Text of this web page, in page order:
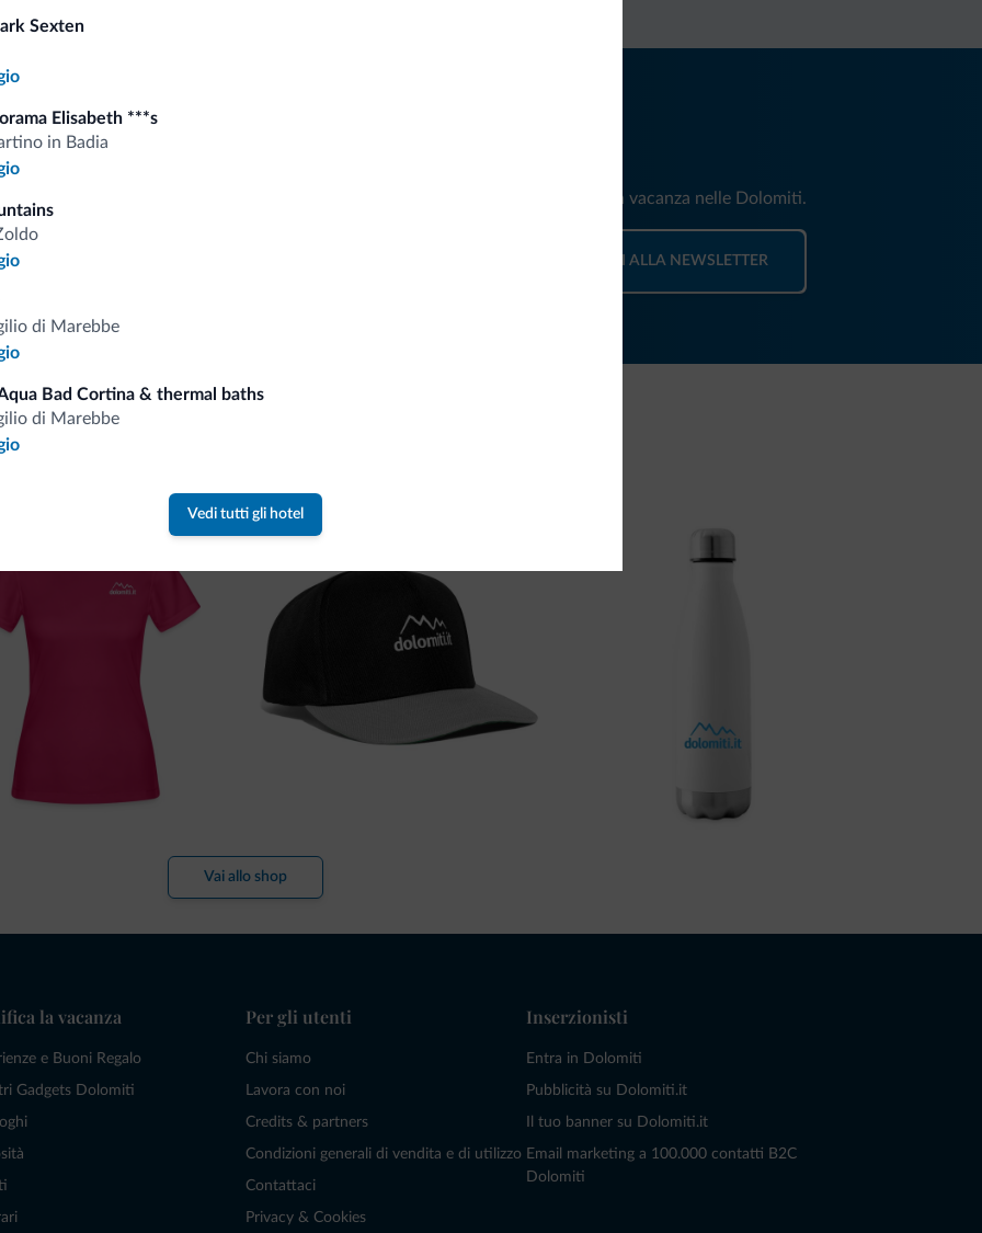
Sexten
Elisabeth ***s
in Badia
di Marebbe
Bad Cortina & thermal baths
di Marebbe
Vedi tutti gli hotel
Riceverai informazioni, offerte esclusive e news per la tua vacanza nelle Dolomiti.
ISCRIVITI ALLA NEWSLETTER
collezione
firmata Dolomiti.it!
Vai allo shop
la vacanza
e Buoni Regalo
Gadgets Dolomiti
Per gli utenti
Chi siamo
Lavora con noi
Credits & partners
Condizioni generali di vendita e di utilizzo
Contattaci
Privacy & Cookies
Inserzionisti
Entra in Dolomiti
Pubblicità su Dolomiti.it
Il tuo banner su Dolomiti.it
Email marketing a 100.000 contatti B2C
Dolomiti